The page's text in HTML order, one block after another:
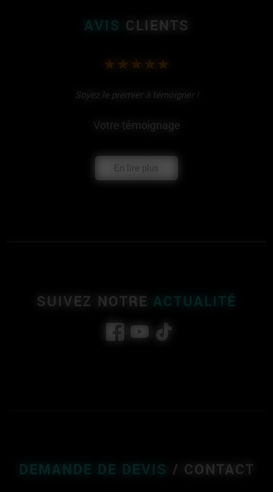
AVIS CLIENTS
Soyez le premier à témoigner !
Votre témoignage
En lire plus
SUIVEZ NOTRE ACTUALITÉ
DEMANDE DE DEVIS / CONTACT